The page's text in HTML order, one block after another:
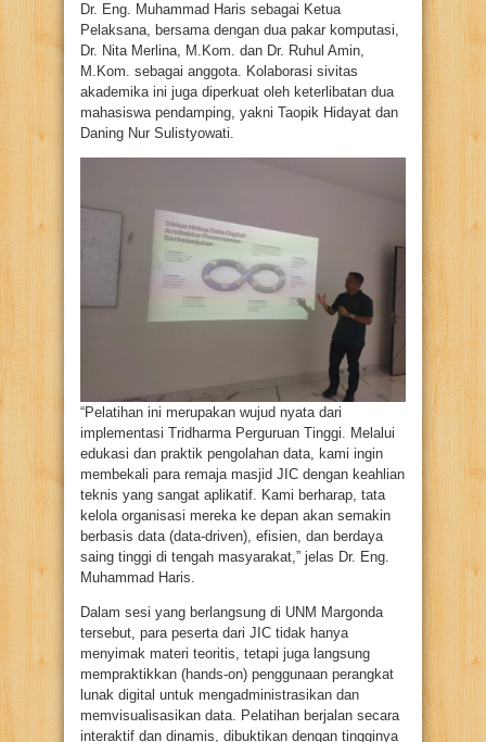
Dr. Eng. Muhammad Haris sebagai Ketua
Pelaksana, bersama dengan dua pakar komputasi,
Dr. Nita Merlina, M.Kom. dan Dr. Ruhul Amin,
M.Kom. sebagai anggota. Kolaborasi sivitas
akademika ini juga diperkuat oleh keterlibatan dua
mahasiswa pendamping, yakni Taopik Hidayat dan
Daning Nur Sulistyowati.
“Pelatihan ini merupakan wujud nyata dari
implementasi Tridharma Perguruan Tinggi. Melalui
edukasi dan praktik pengolahan data, kami ingin
membekali para remaja masjid JIC dengan keahlian
teknis yang sangat aplikatif. Kami berharap, tata
kelola organisasi mereka ke depan akan semakin
berbasis data (data-driven), efisien, dan berdaya
saing tinggi di tengah masyarakat,” jelas Dr. Eng.
Muhammad Haris.
Dalam sesi yang berlangsung di UNM Margonda
tersebut, para peserta dari JIC tidak hanya
menyimak materi teoritis, tetapi juga langsung
mempraktikkan (hands-on) penggunaan perangkat
lunak digital untuk mengadministrasikan dan
memvisualisasikan data. Pelatihan berjalan secara
interaktif dan dinamis, dibuktikan dengan tingginya